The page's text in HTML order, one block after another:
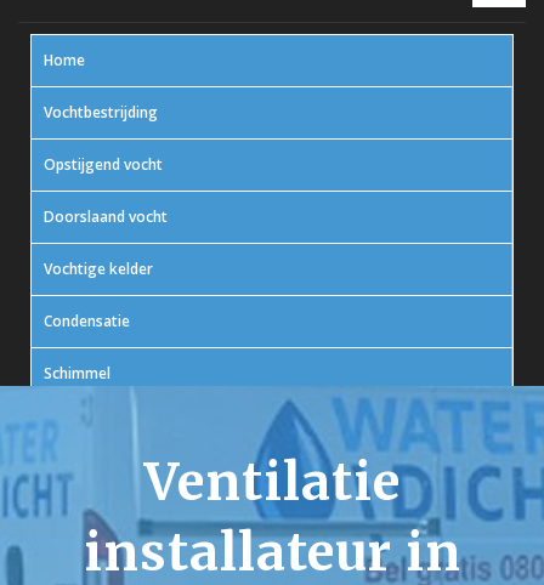
Home
Vochtbestrijding
Opstijgend vocht
Doorslaand vocht
Vochtige kelder
Condensatie
Schimmel
Contact
Ventilatie
installateur in